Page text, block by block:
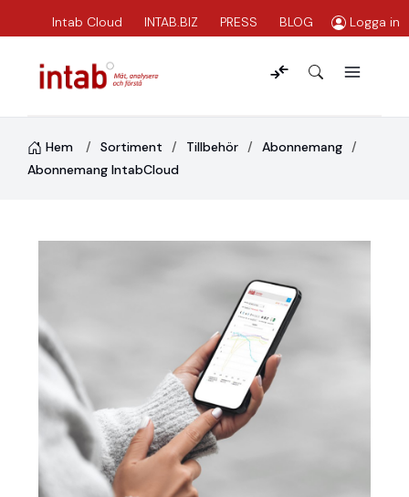
Intab Cloud INTAB.BIZ PRESS BLOG Logga in
Hem Sortiment Tillbehör
Abonnemang
Abonnemang IntabCloud